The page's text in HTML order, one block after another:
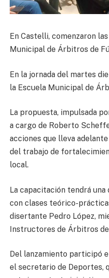
En Castelli, comenzaron
Municipal de Árbitros de
En la jornada del martes
la Escuela Municipal de
La propuesta, impulsada
a cargo de Roberto
acciones que lleva
del trabajo de
local.
La capacitación tendrá
con clases teórico-
disertante Pedro López,
Instructores de Árbitros
Del lanzamiento participó
el secretario de Deportes,